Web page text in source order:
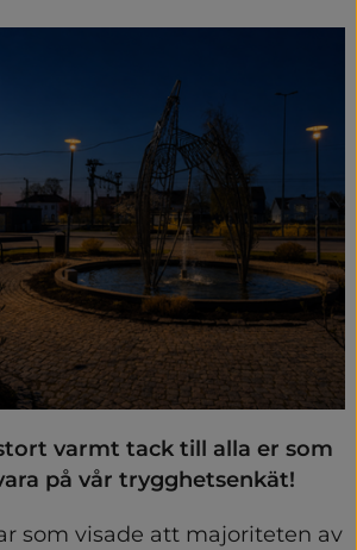
varmt tack till alla er som
på vår trygghetsenkät!
som visade att majoriteten av